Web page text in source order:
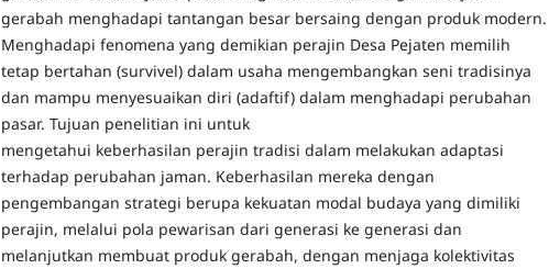
gerabah menghadapi tantangan besar bersaing dengan produk modern.
Menghadapi fenomena yang demikian perajin Desa Pejaten memilih
tetap bertahan (survivel) dalam usaha mengembangkan seni tradisinya
dan mampu menyesuaikan diri (adaftif) dalam menghadapi perubahan
pasar. Tujuan penelitian ini untuk
mengetahui keberhasilan perajin tradisi dalam melakukan adaptasi
terhadap perubahan jaman. Keberhasilan mereka dengan
pengembangan strategi berupa kekuatan modal budaya yang dimiliki
perajin, melalui pola pewarisan dari generasi ke generasi dan
melanjutkan membuat produk gerabah, dengan menjaga kolektivitas